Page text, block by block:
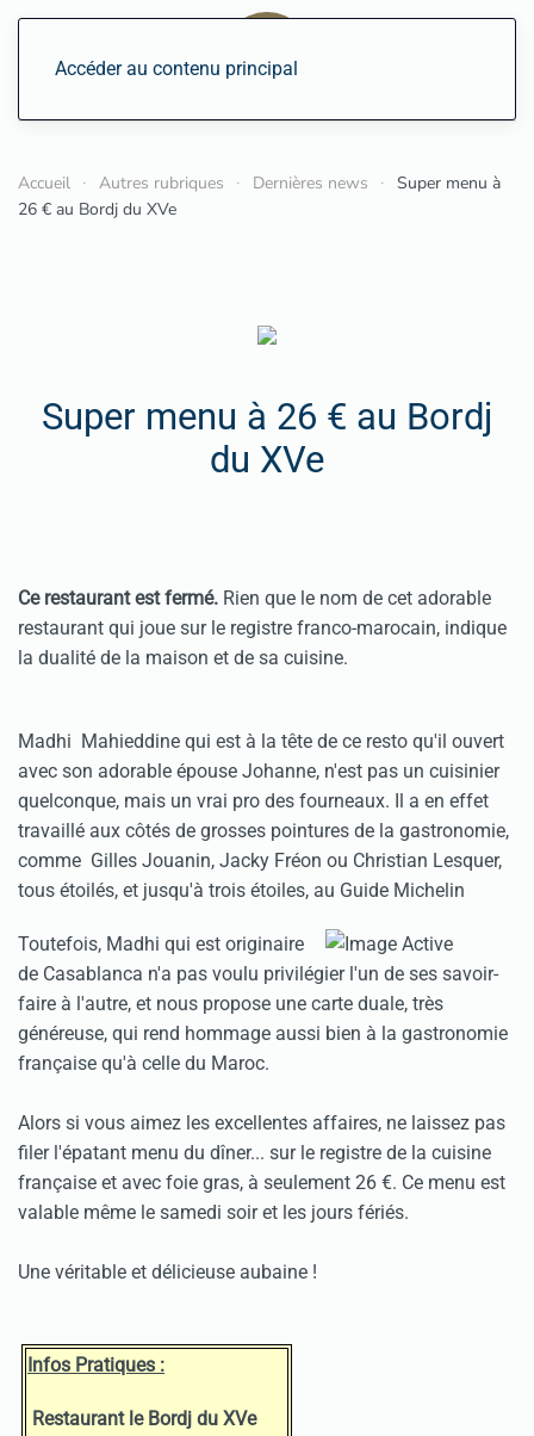
Accéder au contenu principal
Accueil Autres rubriques Dernières news
Super menu à
26 € au Bordj du XVe
Super menu à 26 € au Bordj
du XVe
Ce restaurant est fermé. Rien que le nom de cet adorable
restaurant qui joue sur le registre franco-marocain, indique
la dualité de la maison et de sa cuisine.
Madhi Mahieddine qui est à la tête de ce resto qu'il ouvert
avec son adorable épouse Johanne, n'est pas un cuisinier
quelconque, mais un vrai pro des fourneaux. Il a en effet
travaillé aux côtés de grosses pointures de la gastronomie,
comme Gilles Jouanin, Jacky Fréon ou Christian Lesquer,
tous étoilés, et jusqu'à trois étoiles, au Guide Michelin
Toutefois, Madhi qui est originaire
de Casablanca n'a pas voulu privilégier l'un de ses savoir-
faire à l'autre, et nous propose une carte duale, très
généreuse, qui rend hommage aussi bien à la gastronomie
française qu'à celle du Maroc.
Alors si vous aimez les excellentes affaires, ne laissez pas
filer l'épatant menu du dîner... sur le registre de la cuisine
française et avec foie gras, à seulement 26 €. Ce menu est
valable même le samedi soir et les jours fériés.
Une véritable et délicieuse aubaine !
Infos Pratiques :
Restaurant le Bordj du XVe